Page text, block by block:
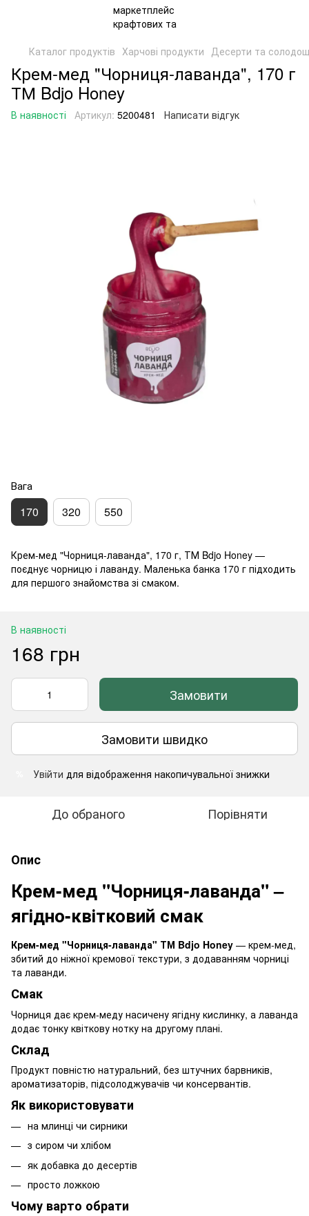
Каталог продуктів Харчові продукти Десерти та
Крем-мед "Чорниця-лаванда", 170 г
ТМ Bdjo Honey
В наявності Артикул: 5200481 Написати відгук
Вага
170 320 550
Крем-мед "Чорниця-лаванда", 170 г, ТМ Bdjo Honey —
поєднує чорницю і лаванду. Маленька банка 170 г підходить
для першого знайомства зі смаком.
В наявності
168 грн
Замовити
Замовити швидко
Увійти для відображення накопичувальної знижки
До обраного Порівняти
Опис
Крем-мед "Чорниця-лаванда" –
ягідно-квітковий смак
Крем-мед "Чорниця-лаванда" ТМ Bdjo Honey — крем-мед,
збитий до ніжної кремової текстури, з додаванням чорниці
та лаванди.
Смак
Чорниця дає крем-меду насичену ягідну кислинку, а лаванда
додає тонку квіткову нотку на другому плані.
Склад
Продукт повністю натуральний, без штучних барвників,
ароматизаторів, підсолоджувачів чи консервантів.
Як використовувати
на млинці чи сирники
з сиром чи хлібом
як добавка до десертів
просто ложкою
Чому варто обрати